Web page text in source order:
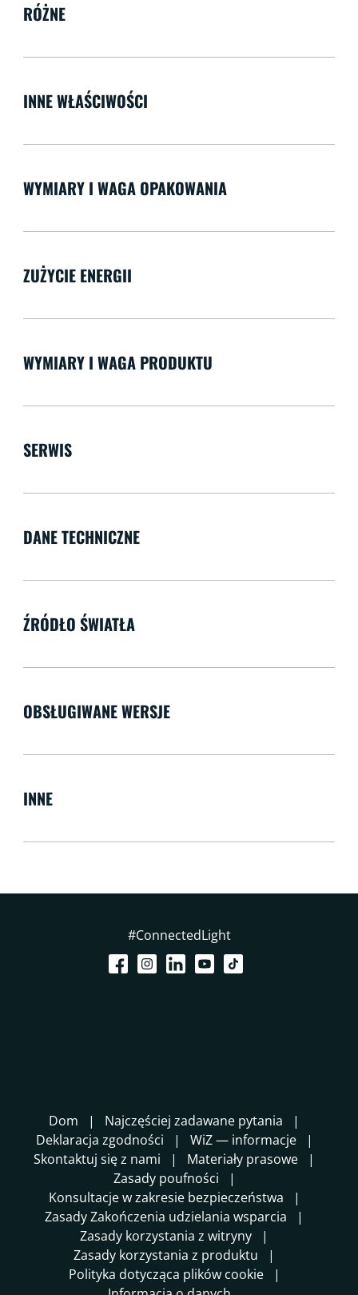
RÓŻNE
INNE WŁAŚCIWOŚCI
WYMIARY I WAGA OPAKOWANIA
ZUŻYCIE ENERGII
WYMIARY I WAGA PRODUKTU
SERWIS
DANE TECHNICZNE
ŹRÓDŁO ŚWIATŁA
OBSŁUGIWANE WERSJE
INNE
#ConnectedLight
Dom
Najczęściej zadawane pytania
Deklaracja zgodności
WiZ — informacje
Skontaktuj się z nami
Materiały prasowe
Zasady poufności
Konsultacje w zakresie bezpieczeństwa
Zasady Zakończenia udzielania wsparcia
Zasady korzystania z witryny
Zasady korzystania z produktu
Polityka dotycząca plików cookie